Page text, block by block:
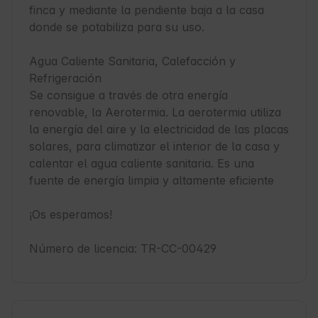
finca y mediante la pendiente baja a la casa
donde se potabiliza para su uso.
Agua Caliente Sanitaria, Calefacción y
Refrigeración
Se consigue a través de otra energía
renovable, la Aerotermia. La aerotermia utiliza
la energía del aire y la electricidad de las placas
solares, para climatizar el interior de la casa y
calentar el agua caliente sanitaria. Es una
fuente de energía limpia y altamente eficiente
¡Os esperamos!
Número de licencia: TR-CC-00429